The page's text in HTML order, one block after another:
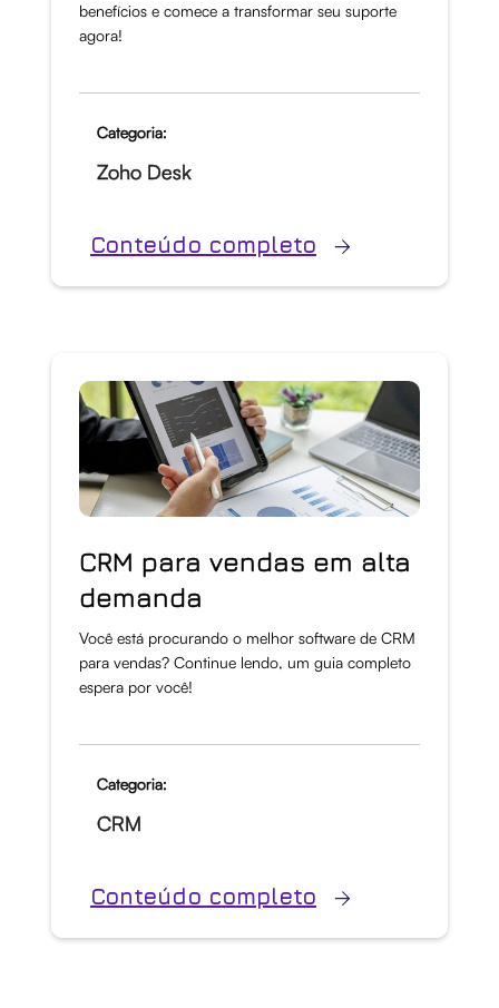
benefícios e comece a transformar seu suporte
agora!
Categoria:
Zoho Desk
Conteúdo completo
CRM para vendas em alta
demanda
Você está procurando o melhor software de CRM
para vendas? Continue lendo, um guia completo
espera por você!
Categoria:
CRM
Conteúdo completo